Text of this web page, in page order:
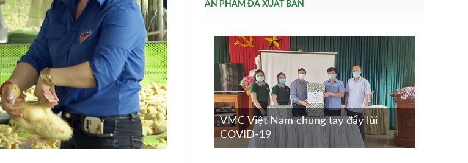
ẤN PHẨM ĐÃ XUẤT BẢN
VMC Việt Nam chung tay đẩy lùi
COVID-19
Gia Lai điều chỉnh chủ trương đầu tư 2
dự án chăn nuôi heo